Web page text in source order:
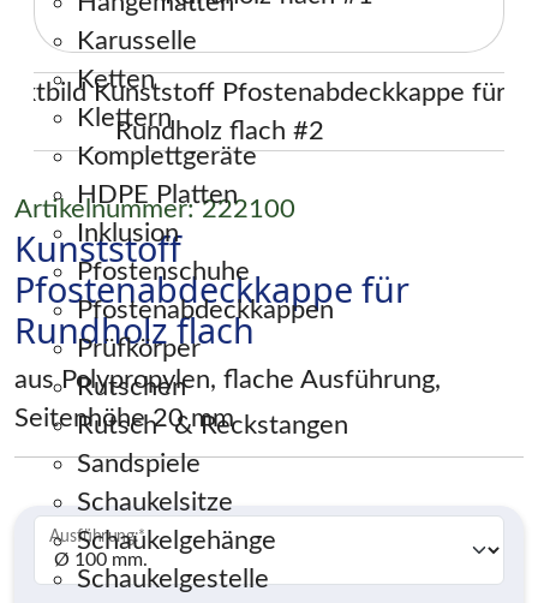
Karusselle
Ketten
Klettern
Komplettgeräte
HDPE Platten
Inklusion
Pfostenschuhe
Pfostenabdeckkappen
Prüfkörper
Rutschen
Rutsch- & Reckstangen
Sandspiele
Schaukelsitze
Schaukelgehänge
Schaukelgestelle
Artikelnummer: 222100
Kunststoff
Pfostenabdeckkappe für
Rundholz flach
aus Polypropylen, flache Ausführung,
Seitenhöhe 20 mm
Ausführung:*